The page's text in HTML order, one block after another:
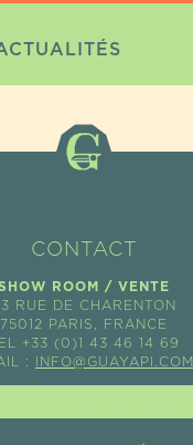
CONTACT
ROOM / VENTE
RUE DE CHARENTON
75012 PARIS, FRANCE
+33 (0)1 43 46 14 69
:
INFO@GUAYAPI.COM